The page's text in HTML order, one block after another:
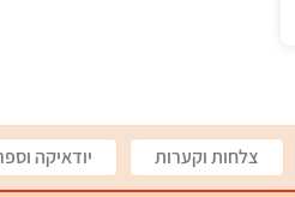
צלחות וקערות יודאיקה